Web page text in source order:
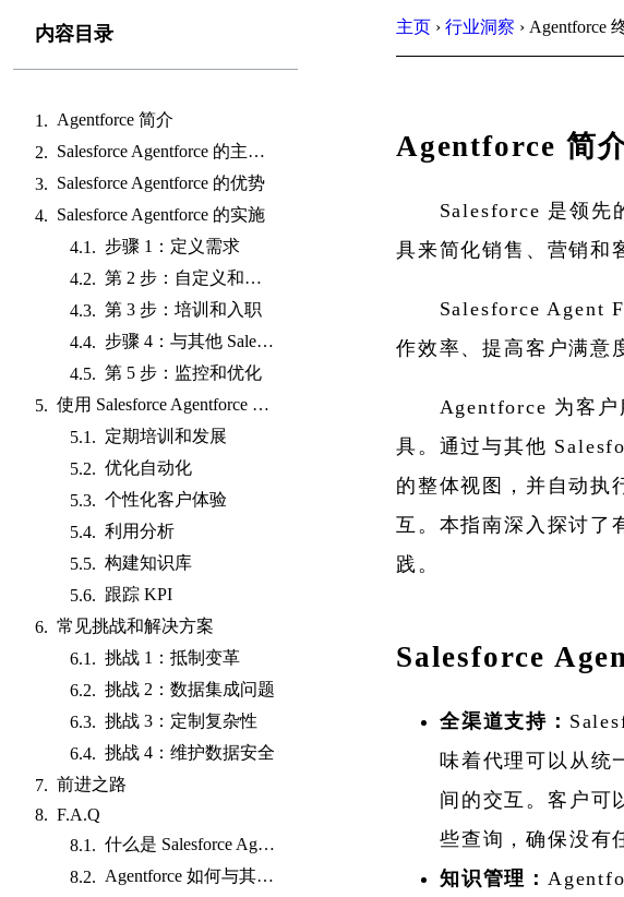
内容目录
Agentforce 简介
Salesforce Agentforce 的主要特点
Salesforce Agentforce 的优势
Salesforce Agentforce 的实施
步骤 1：定义需求
第 2 步：自定义和配置
第 3 步：培训和入职
步骤 4：与其他 Salesforce 工具集成
第 5 步：监控和优化
使用 Salesforce Agentforce 的最佳实践
定期培训和发展
优化自动化
个性化客户体验
利用分析
构建知识库
跟踪 KPI
常见挑战和解决方案
挑战 1：抵制变革
挑战 2：数据集成问题
挑战 3：定制复杂性
挑战 4：维护数据安全
前进之路
F.A.Q
什么是 Salesforce Agentforce？
Agentforce 如何与其他 Salesforce 产品集成？
主页 › 行业洞察 ›Agentforce
Agentforce 简
Salesforce 是领先
具来简化销售、营销和
Salesforce Agent
作效率、提高客户满意
Agentforce 为客户
具。通过与其他
的整体视图，并自动执
互。本指南深入探讨了
践。
Salesforce
全渠道支持：
味着代理可以从统
间的交互。客户可
些查询，确保没有
知识管理：